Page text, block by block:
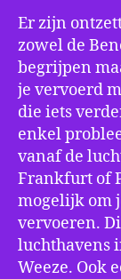
Er zijn
zowel de
begrijpen
je vervoerd
die iets
enkel
vanaf de
Frankfurt of
mogelijk om
vervoeren.
luchthavens
Weeze. Ook